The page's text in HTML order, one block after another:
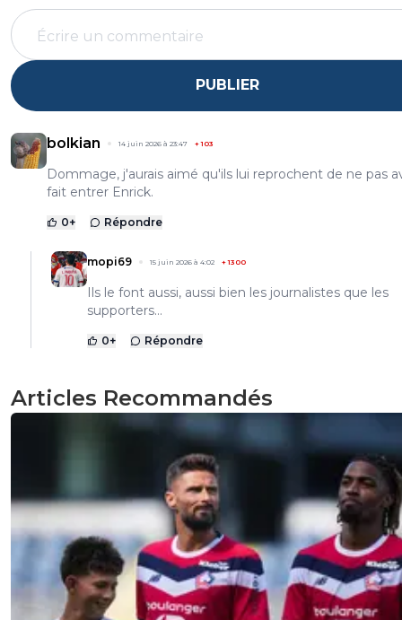
PUBLIER
bolkian 14 juin 2026 à 23:47 +103
Dommage, j'aurais aimé qu'ils lui reprochent de ne pas
fait entrer Enrick.
0+ Répondre
mopi69 15 juin 2026 à 4:02 +1300
Ils le font aussi, aussi bien les journalistes que les
supporters...
0+ Répondre
Articles Recommandés